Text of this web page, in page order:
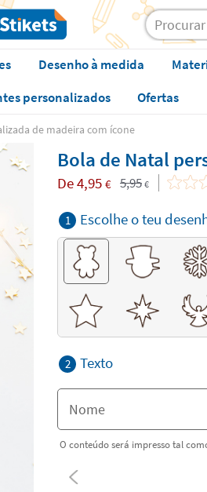
Desenho à medida
personalizados
Ofertas
de madeira com ícone
Bola de Natal
De4,95 € 5,95 €
1 Escolhe o teu
2 Texto
O conteúdo será impresso tal